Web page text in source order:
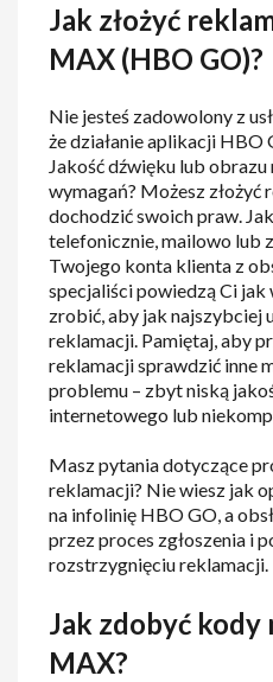
Jak złożyć
MAX (HBO GO)?
Nie jesteś zadowolony z
że działanie aplikacji HBO
Jakość dźwięku lub obrazu
wymagań? Możesz złożyć
dochodzić swoich praw.
telefonicznie, mailowo lub
Twojego konta klienta z
specjaliści powiedzą Ci jak
zrobić, aby jak najszybciej
reklamacji. Pamiętaj, aby
reklamacji sprawdzić inne
problemu – zbyt niską
internetowego lub
Masz pytania dotyczące
reklamacji? Nie wiesz jak
na infolinię HBO GO, a
przez proces zgłoszenia i
rozstrzygnięciu reklamacji.
Jak zdobyć
MAX?